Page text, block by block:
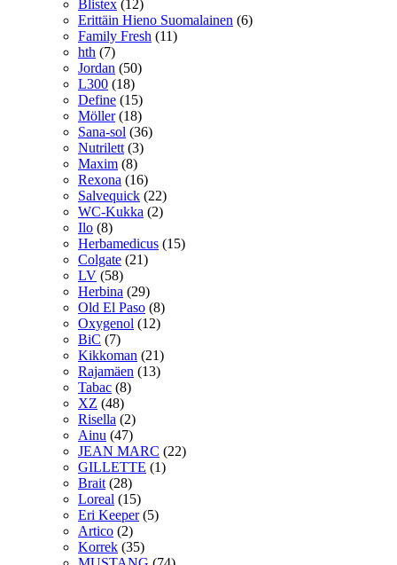
Blistex (12)
Erittäin Hieno Suomalainen (6)
Family Fresh (11)
hth (7)
Jordan (50)
L300 (18)
Define (15)
Möller (18)
Sana-sol (36)
Nutrilett (3)
Maxim (8)
Rexona (16)
Salvequick (22)
WC-Kukka (2)
Ilo (8)
Herbamedicus (15)
Colgate (21)
LV (58)
Herbina (29)
Old El Paso (8)
Oxygenol (12)
BiC (7)
Kikkoman (21)
Rajamäen (13)
Tabac (8)
XZ (48)
Risella (2)
Ainu (47)
JEAN MARC (22)
GILLETTE (1)
Brait (28)
Loreal (15)
Eri Keeper (5)
Artico (2)
Korrek (35)